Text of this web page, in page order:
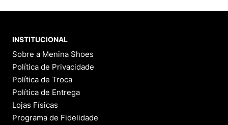
INSTITUCIONAL
Sobre a Menina Shoes
Política de Privacidade
Política de Troca
Política de Entrega
Lojas Físicas
Programa de Fidelidade